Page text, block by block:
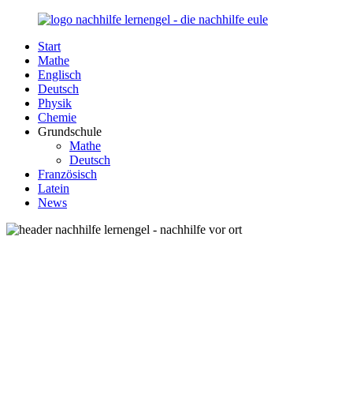
Zurück
Inhalt
Nachhilfe-
Lernengel.de
Unsere
Nachhilfe-
Eule
berät
zum
Damit
Lernen
Spaß
Start
Mathe
Englisch
Deutsch
Physik
Chemie
Grundschule
Mathe
Deutsch
Französisch
Latein
News